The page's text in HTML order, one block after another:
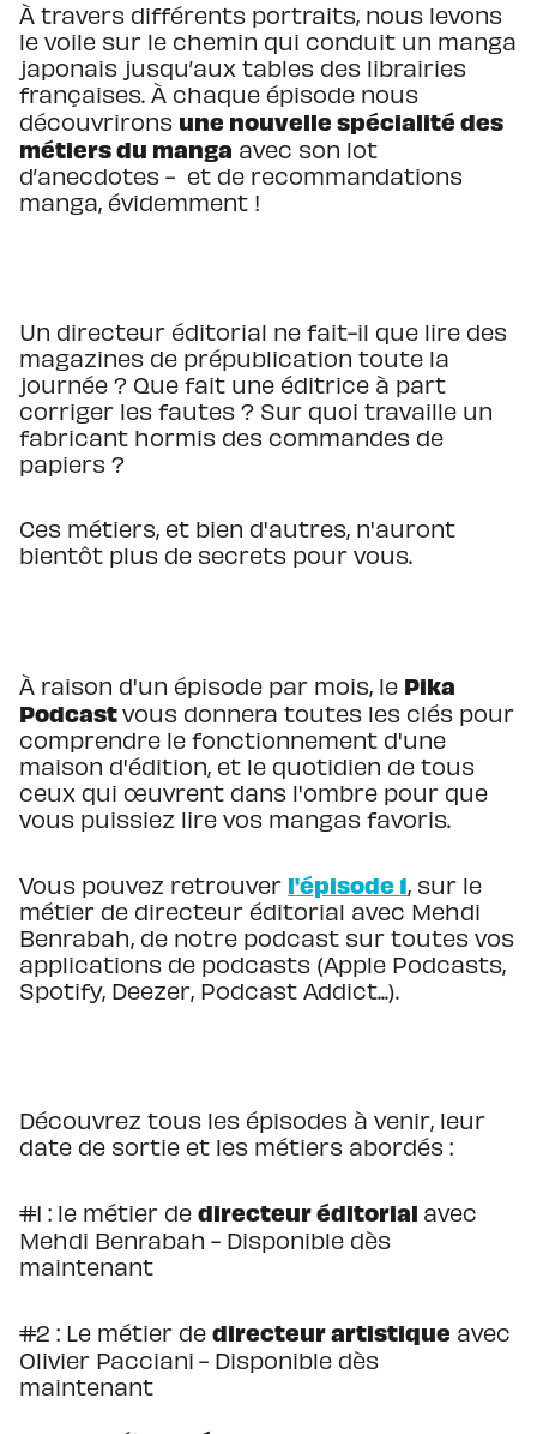
À travers différents portraits, nous levons
le voile sur le chemin qui conduit un manga
japonais jusqu’aux tables des librairies
françaises. À chaque épisode nous
découvrirons une nouvelle spécialité des
métiers du manga avec son lot
d’anecdotes - et de recommandations
manga, évidemment !
Un directeur éditorial ne fait-il que lire des
magazines de prépublication toute la
journée ? Que fait une éditrice à part
corriger les fautes ? Sur quoi travaille un
fabricant hormis des commandes de
papiers ?
Ces métiers, et bien d'autres, n'auront
bientôt plus de secrets pour vous.
À raison d'un épisode par mois, le Pika
Podcastvous donnera toutes les clés pour
comprendre le fonctionnement d'une
maison d'édition, et le quotidien de tous
ceux qui œuvrent dans l'ombre pour que
vous puissiez lire vos mangas favoris.
Vous pouvez retrouver l'épisode 1, sur le
métier de directeur éditorial avec Mehdi
Benrabah, de notre podcast sur toutes vos
applications de podcasts (Apple Podcasts,
Spotify, Deezer, Podcast Addict...).
Découvrez tous les épisodes à venir, leur
date de sortie et les métiers abordés :
#1 : le métier de directeur éditorial avec
Mehdi Benrabah - Disponible dès
maintenant
#2 : Le métier de directeur artistique avec
Olivier Pacciani - Disponible dès
maintenant